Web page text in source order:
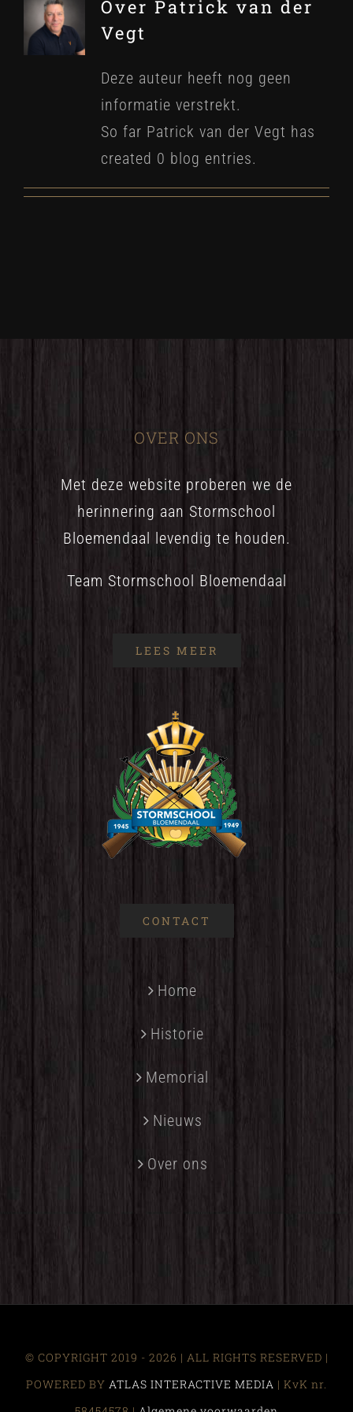
Over Patrick van der
Vegt
Deze auteur heeft nog geen
informatie verstrekt.
So far Patrick van der Vegt has
created 0 blog entries.
OVER ONS
Met deze website proberen we de
herinnering aan Stormschool
Bloemendaal levendig te houden.
Team Stormschool Bloemendaal
LEES MEER
CONTACT
Home
Historie
Memorial
Nieuws
Over ons
© COPYRIGHT 2019 - 2026 | ALL RIGHTS RESERVED |
POWERED BY ATLAS INTERACTIVE MEDIA | KvK nr.